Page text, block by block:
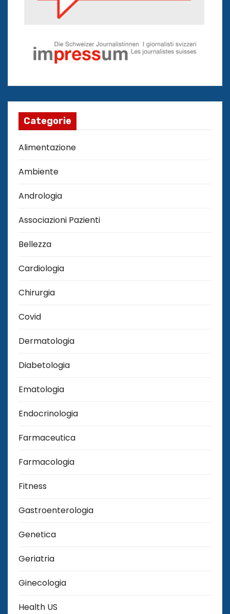
Categorie
Alimentazione
Ambiente
Andrologia
Associazioni Pazienti
Bellezza
Cardiologia
Chirurgia
Covid
Dermatologia
Diabetologia
Ematologia
Endocrinologia
Farmaceutica
Farmacologia
Fitness
Gastroenterologia
Genetica
Geriatria
Ginecologia
Health US